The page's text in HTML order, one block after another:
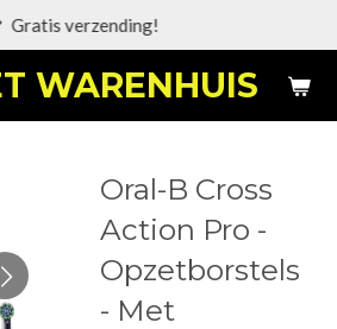
WARENHUIS
Gratis verzending!
Oral-B Cross
Action Pro -
Opzetborstels
- Met